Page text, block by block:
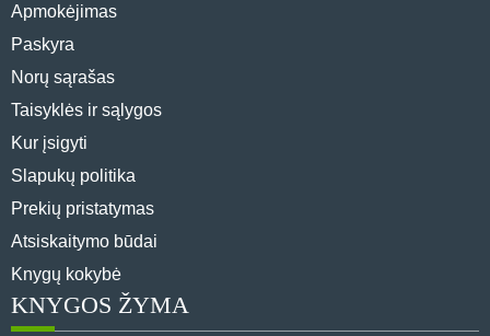
Apmokėjimas
Paskyra
Norų sąrašas
Taisyklės ir sąlygos
Kur įsigyti
Slapukų politika
Prekių pristatymas
Atsiskaitymo būdai
Knygų kokybė
KNYGOS ŽYMA